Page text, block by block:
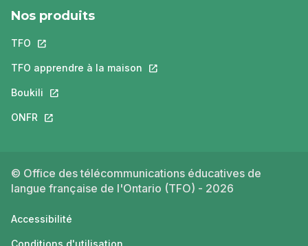
Nos produits
TFO Ce lien s'ouvrira dans un nouvel onglet.
TFO apprendre à la maison Ce lien s'ouvrira dans un nouvel
Boukili Ce lien s'ouvrira dans un nouvel onglet.
ONFR Ce lien s'ouvrira dans un nouvel onglet.
© Office des télécommunications éducatives de
langue française de l'Ontario (TFO) - 2026
Accessibilité
Conditions d'utilisation